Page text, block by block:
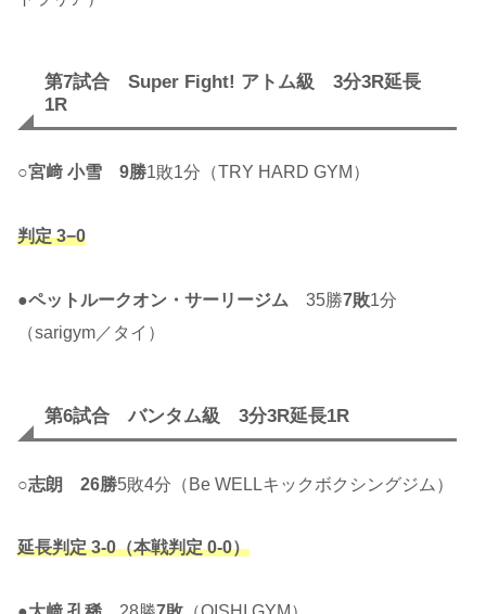
第7試合 Super Fight! アトム級 3分3R延長
1R
宮﨑 小雪 9勝1敗1分（TRY HARD GYM）
判定 3−0
ペットルークオン・サーリージム 35勝7敗1分
（sarigym／タイ）
第6試合 バンタム級 3分3R延長1R
志朗 26勝5敗4分（Be WELLキックボクシングジム）
延長判定 3-0（本戦判定 0-0）
大﨑 孔稀 28勝7敗 （OISHI GYM）